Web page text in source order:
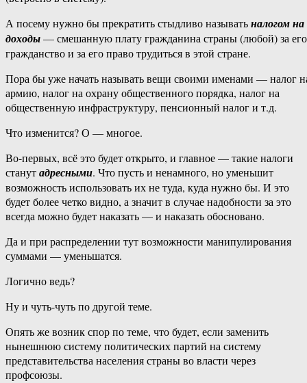
А посему нужно бы прекратить стыдливо называтьналогом на
доходы— смешанную плату гражданина страны (любой) за его
гражданство и за его право трудиться в этой стране.
Пора бы уже начать называть вещи своими именами — налог
армию, налог на охрану общественного порядка, налог на
общественную инфраструктуру, пенсионный налог и т.д.
Что изменится? О — многое.
Во-первых, всё это будет открыто, и главное — такие налоги
станутадресными. Что пусть и ненамного, но уменьшит
возможность использовать их не туда, куда нужно бы. И это
будет более четко видно, а значит в случае надобности за это
всегда можно будет наказать — и наказать обосновано.
Да и при распределении тут возможности манипулирования
суммами — уменьшатся.
Логично ведь?
Ну и чуть-чуть по другой теме.
Опять же возник спор по теме, что будет, если заменить
нынешнюю систему политических партий на систему
представительства населения страны во власти через
профсоюзы.